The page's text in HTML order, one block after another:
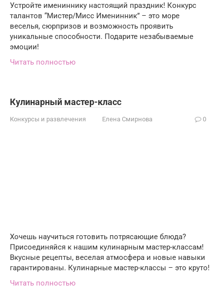
Устройте имениннику настоящий праздник! Конкурс
талантов “Мистер/Мисс Именинник” – это море
веселья, сюрпризов и возможность проявить
уникальные способности. Подарите незабываемые
эмоции!
Читать полностью
Кулинарный мастер-класс
Конкурсы и развлечения Елена Смирнова 0
Хочешь научиться готовить потрясающие блюда?
Присоединяйся к нашим кулинарным мастер-классам!
Вкусные рецепты, веселая атмосфера и новые навыки
гарантированы. Кулинарные мастер-классы – это круто!
Читать полностью